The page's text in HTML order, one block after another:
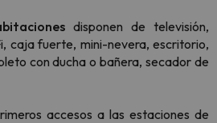
disponen de televisión,
caja fuerte, mini-nevera, escritorio,
con ducha o bañera, secador de
accesos a las estaciones de